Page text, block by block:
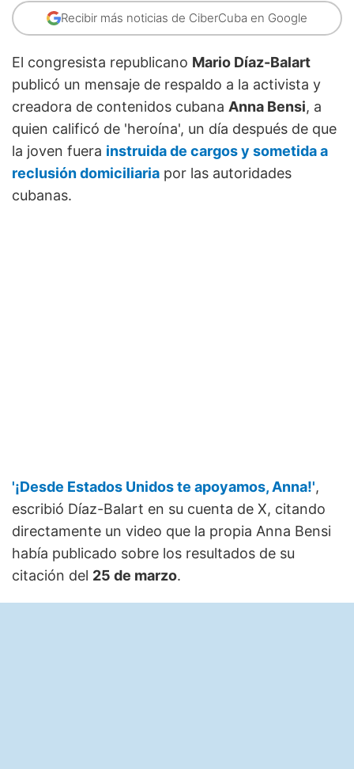
Recibir más noticias de CiberCuba en Google
El congresista republicano Mario Díaz-Balart
publicó un mensaje de respaldo a la activista y
creadora de contenidos cubana Anna Bensi, a
quien calificó de 'heroína', un día después de que
la joven fuera instruida de cargos y sometida a
reclusión domiciliaria por las autoridades
cubanas.
'¡Desde Estados Unidos te apoyamos, Anna!',
escribió Díaz-Balart en su cuenta de X, citando
directamente un video que la propia Anna Bensi
había publicado sobre los resultados de su
citación del 25 de marzo.